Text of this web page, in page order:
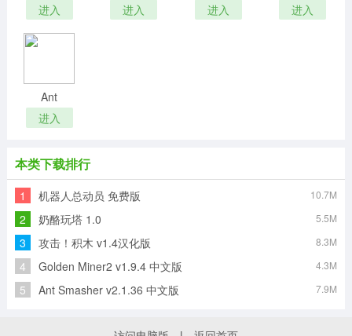
动员
进入
进入
木
进入
Miner2
进入
Ant
Smasher
进入
本类下载排行
1 机器人总动员 免费版 10.7M
2 奶酪玩塔 1.0 5.5M
3 攻击！积木 v1.4汉化版 8.3M
4 Golden Miner2 v1.9.4 中文版 4.3M
5 Ant Smasher v2.1.36 中文版 7.9M